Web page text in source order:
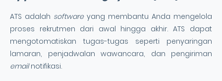
ATS adalah softwareyang membantu Anda mengelola
proses rekrutmen dari awal hingga akhir. ATS dapat
mengotomatiskan tugas-tugas seperti penyaringan
lamaran, penjadwalan wawancara, dan pengiriman
emailnotifikasi.